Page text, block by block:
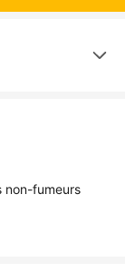
non-fumeurs